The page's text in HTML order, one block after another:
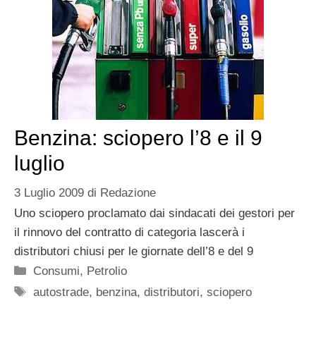
Benzina: sciopero l’8 e il 9
luglio
3 Luglio 2009 di Redazione
Uno sciopero proclamato dai sindacati dei gestori per
il rinnovo del contratto di categoria lascerà i
distributori chiusi per le giornate dell’8 e del 9
Categorie
Consumi, Petrolio
Tag
autostrade, benzina,distributori,sciopero